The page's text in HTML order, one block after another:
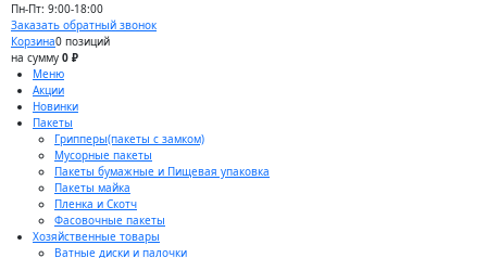
Пн-Пт: 9:00-18:00
Заказать обратный звонок
Корзина0 позиций
на сумму 0 ₽
Меню
Акции
Новинки
Пакеты
Грипперы(пакеты с замком)
Мусорные пакеты
Пакеты бумажные и Пищевая упаковка
Пакеты майка
Пленка и Скотч
Фасовочные пакеты
Хозяйственные товары
Ватные диски и палочки